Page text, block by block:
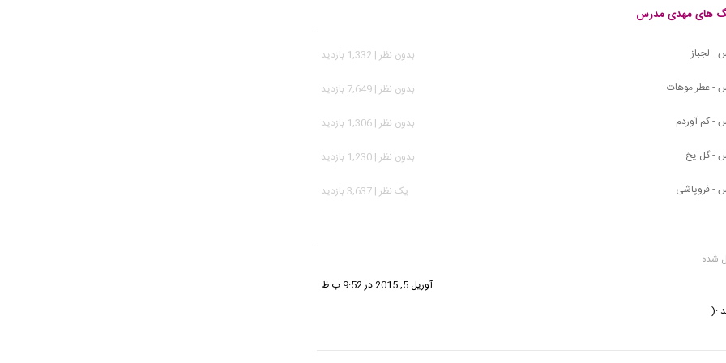
های مهدی مدرس
- لجباز
بدون نظر | 1,332 بازدید
- عطر موهات
بدون نظر | 7,649 بازدید
- کم آوردم
بدون نظر | 1,306 بازدید
- گل یخ
بدون نظر | 1,230 بازدید
- فروپاشی
يک نظر | 3,637 بازدید
آوریل 5, 2015 در 9:52 ب.ظ
:(